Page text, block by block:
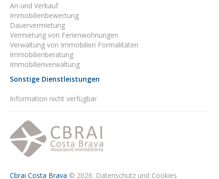
An-und Verkauf
Immobilienbewertung
Dauervermietung
Vermietung von Ferienwohnungen
Verwaltung von Immobilien Formalitäten
Immobilienberatung
Immobilienverwaltung
Sonstige Dienstleistungen
Information nicht verfügbar
Cbrai Costa Brava © 2026. Datenschutz und Cookies